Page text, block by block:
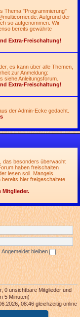
Thema "Programmierung"
. Aufgrund der
so aufgenommen. Wir
bereits gewährte
Extra-Freischaltung!
es kann über alle Themen,
zur Anmeldung:
siehe Anleitungsforum.
Extra-Freischaltung!
der Admin-Ecke gedacht.
das besonders überwacht
haben freischalten
lesen soll. Mangels
hier freigeschaltete
Mitglieder.
Angemeldet bleiben
0 unsichtbare Mitglieder und
5 Minuten)
08:46 gleichzeitig online